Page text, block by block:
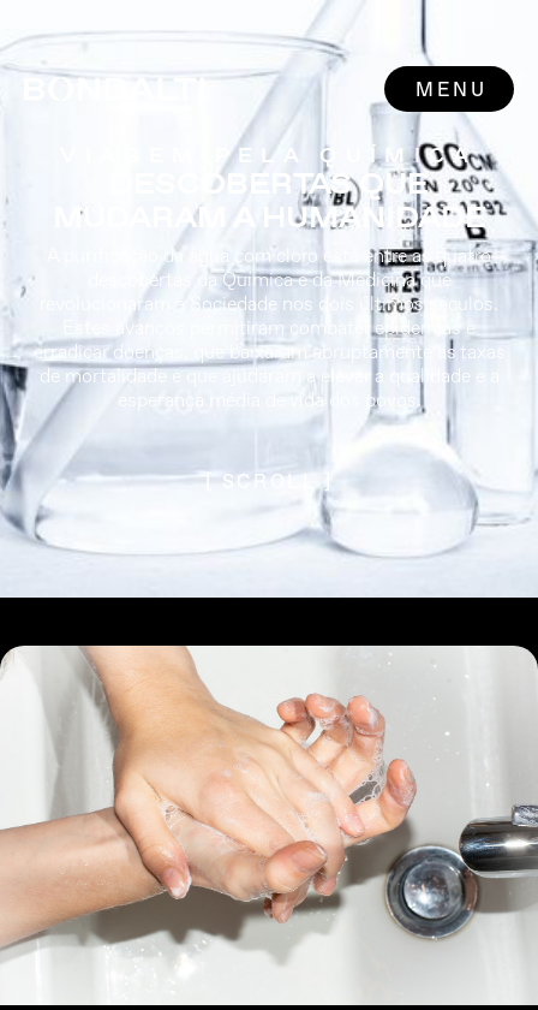
MENU
VIAGEM PELA QUÍMICA
DESCOBERTAS QUE
MUDARAM A HUMANIDADE
A purificação da água com cloro está entre as quatro
descobertas da Química e da Medicina que
revolucionaram a Sociedade nos dois últimos séculos.
Estes avanços permitiram combater epidemias e
erradicar doenças, que baixaram abruptamente as taxas
de mortalidade e que ajudaram a elevar a qualidade e a
esperança média de vida dos povos.
[ SCROLL ]